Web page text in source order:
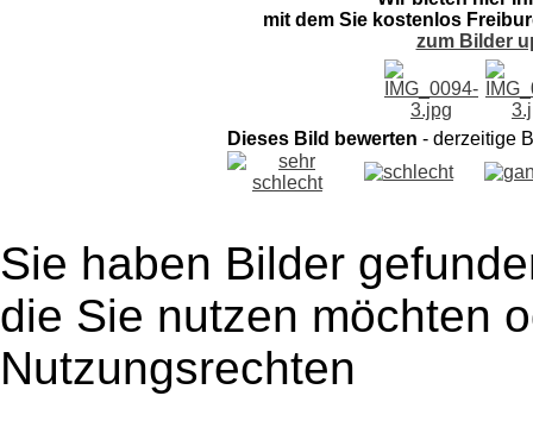
mit dem Sie kostenlos
zum Bilder
Dieses Bild bewerten - derzeitige
Sie haben Bilder
die Sie nutzen möchten
Nutzungsrechten